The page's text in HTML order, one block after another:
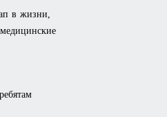
в жизни,